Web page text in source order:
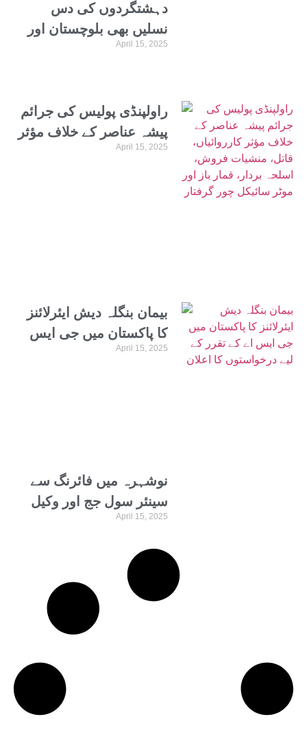
دہشتگردوں کی دس
نسلیں بھی بلوچستان اور
پاکستان کا کچھ نہیں بگاڑ
April 15, 2025
راولپنڈی پولیس کی جرائم
پیشہ عناصر کے خلاف مؤثر
کارروائیاں، قاتل، منشیات
April 15, 2025
بیمان بنگلہ دیش ایئرلائنز
کا پاکستان میں جی ایس
اے کے تقرر کے لیے
April 15, 2025
نوشہرہ میں فائرنگ سے
سینئر سول جج اور وکیل
جاں بحق
April 15, 2025